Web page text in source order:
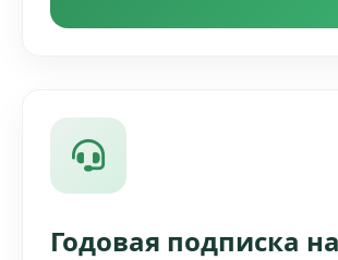
Годовая подписка